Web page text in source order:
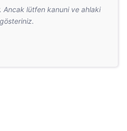
Ancak lütfen kanuni ve ahlaki